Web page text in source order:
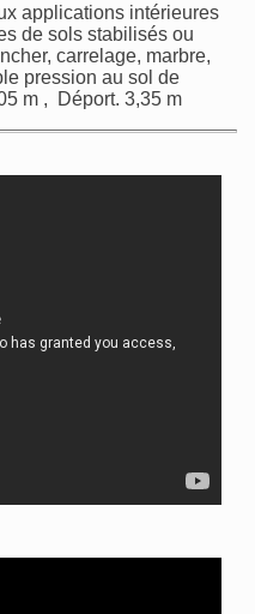
applications intérieures
de sols stabilisés ou
carrelage, marbre,
pression au sol de
m , Déport. 3,35 m